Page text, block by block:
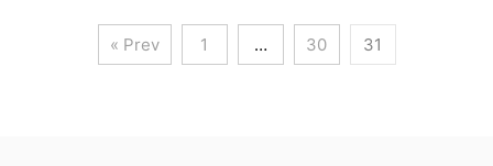
« Prev 1 … 30 31